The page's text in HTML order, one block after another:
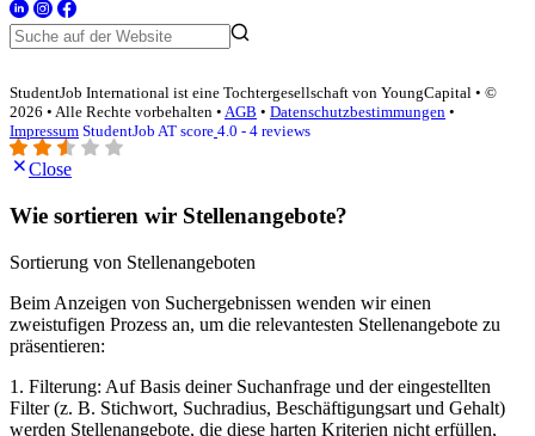
StudentJob International ist eine Tochtergesellschaft von YoungCapital • ©
2026 • Alle Rechte vorbehalten • AGB • Datenschutzbestimmungen •
Impressum StudentJob AT score 4.0 - 4 reviews
Close
Wie sortieren wir Stellenangebote?
Sortierung von Stellenangeboten
Beim Anzeigen von Suchergebnissen wenden wir einen
zweistufigen Prozess an, um die relevantesten Stellenangebote zu
präsentieren:
1. Filterung: Auf Basis deiner Suchanfrage und der eingestellten
Filter (z. B. Stichwort, Suchradius, Beschäftigungsart und Gehalt)
werden Stellenangebote, die diese harten Kriterien nicht erfüllen,